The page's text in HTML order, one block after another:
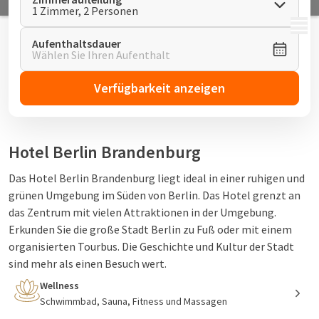
MENÜ
1 Zimmer, 2 Personen
Aufenthaltsdauer
Wählen Sie Ihren Aufenthalt
Verfügbarkeit anzeigen
Hotel Berlin Brandenburg
Das Hotel Berlin Brandenburg liegt ideal in einer ruhigen und
grünen Umgebung im Süden von Berlin. Das Hotel grenzt an
das Zentrum mit vielen Attraktionen in der Umgebung.
Erkunden Sie die große Stadt Berlin zu Fuß oder mit einem
organisierten Tourbus. Die Geschichte und Kultur der Stadt
sind mehr als einen Besuch wert.
Während eines Aufenthalts im Van der Valk Hotel
Brandenburg genießen Sie alle Annehmlichkeiten. Als
Wellness
Schwimmbad, Sauna, Fitness und Massagen